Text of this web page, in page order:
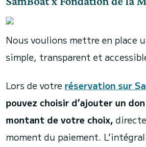
Nous voulions mettre en place
simple, transparent et
Lors de votre réservation sur
pouvez choisir d’ajouter un
montant de votre choix,
moment du paiement.